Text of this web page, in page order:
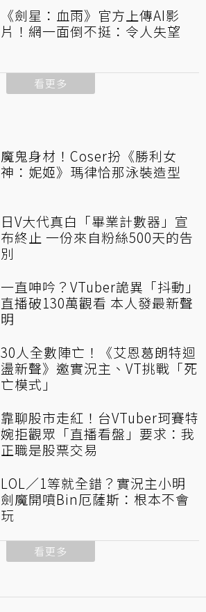
《劍星：血雨》官方上傳AI影
片！網一面倒不挺：令人失望
看更多
魔鬼身材！Coser扮《勝利女
神：妮姬》瑪律恰那泳裝造型
日V大代真白「畢業計數器」宣
布終止 一份來自粉絲500天的告
別
一直呻吟？VTuber詭異「抖動」
直播破130萬觀看 本人發最新聲
明
30人全數陣亡！《艾恩葛朗特迴
盪新聲》邀實況主、VT挑戰「死
亡模式」
靠聊股市走紅！台VTuber珂賽特
婉拒觀眾「直播看盤」要求：我
正職是股票交易
LOL／1等就全錯？實況主小明
劍魔開噴Bin厄薩斯：根本不會
玩
看更多